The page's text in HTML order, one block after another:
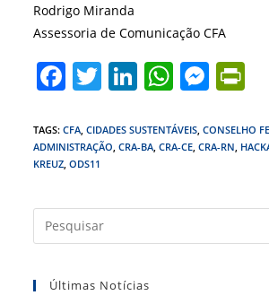
Rodrigo Miranda
Assessoria de Comunicação CFA
F
c
e
o
o
k
T
itt
er
Li
k
e
n
W
at
s
p
p
M
ss
e
g
er
ri
n
TAGS:CFA CIDADES SUSTENTÁVEIS CONSELHO
ADMINISTRAÇÃO CRA-BA CRA-CE CRA-RN
KREUZ ODS11
Últimas Notícias